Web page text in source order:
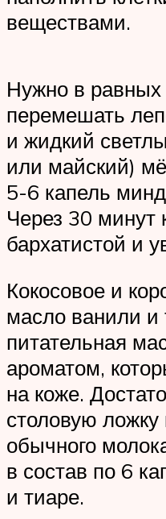
веществами.
Нужно в равных
перемешать
и жидкий
или майский)
5-6 капель
Через 30 минут
бархатистой и
Кокосовое и
масло ванили и
питательная
ароматом,
на коже.
столовую ложку
обычного
в состав по 6
и тиаре.